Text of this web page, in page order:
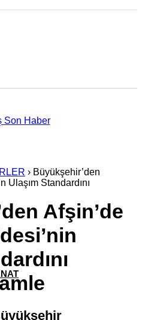
› Büyükşehir’den
Ulaşım Standardını
Afşin’de